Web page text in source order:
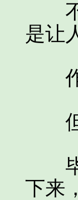
不
是让
作
但
毕
下来